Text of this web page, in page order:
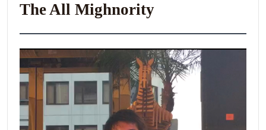
The All Mighnority